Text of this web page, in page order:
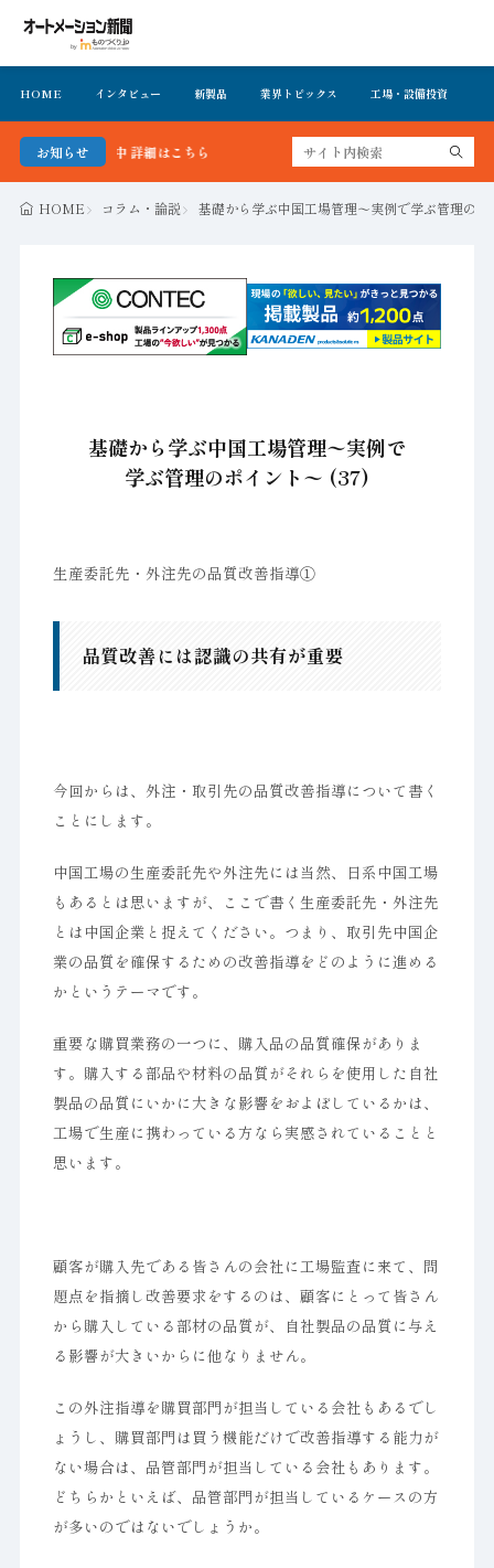
HOME インタビュー 新製品 業界トピックス 工場・設備投資
お知らせ
公開中 詳細はこちら
HOME コラム・論説 基礎から学ぶ中国工場管理〜実例で学ぶ管理のポ
基礎から学ぶ中国工場管理〜実例で
学ぶ管理のポイント〜 (37)
生産委託先・外注先の品質改善指導①
品質改善には認識の共有が重要
今回からは、外注・取引先の品質改善指導について書く
ことにします。
中国工場の生産委託先や外注先には当然、日系中国工場
もあるとは思いますが、ここで書く生産委託先・外注先
とは中国企業と捉えてください。つまり、取引先中国企
業の品質を確保するための改善指導をどのように進める
かというテーマです。
重要な購買業務の一つに、購入品の品質確保がありま
す。購入する部品や材料の品質がそれらを使用した自社
製品の品質にいかに大きな影響をおよぼしているかは、
工場で生産に携わっている方なら実感されていることと
思います。
顧客が購入先である皆さんの会社に工場監査に来て、問
題点を指摘し改善要求をするのは、顧客にとって皆さん
から購入している部材の品質が、自社製品の品質に与え
る影響が大きいからに他なりません。
この外注指導を購買部門が担当している会社もあるでし
ょうし、購買部門は買う機能だけで改善指導する能力が
ない場合は、品管部門が担当している会社もあります。
どちらかといえば、品管部門が担当しているケースの方
が多いのではないでしょうか。